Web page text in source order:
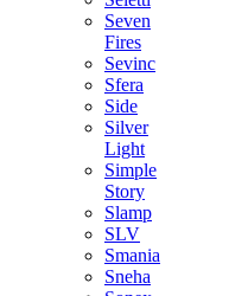
Seven
Fires
Sevinc
Sfera
Side
Silver
Light
Simple
Story
Slamp
SLV
Smania
Sneha